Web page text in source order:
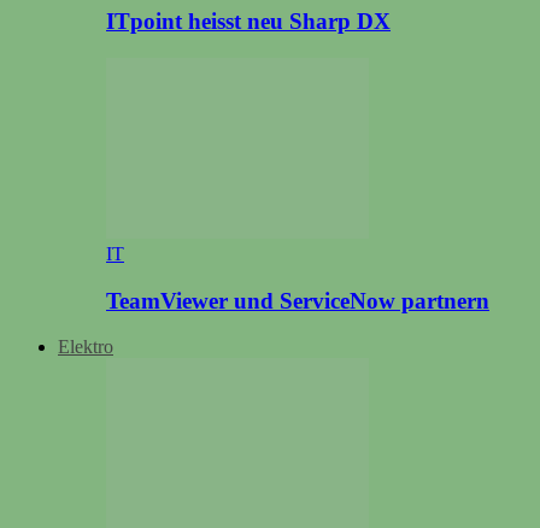
ITpoint heisst neu Sharp DX
IT
TeamViewer und ServiceNow partnern
Elektro